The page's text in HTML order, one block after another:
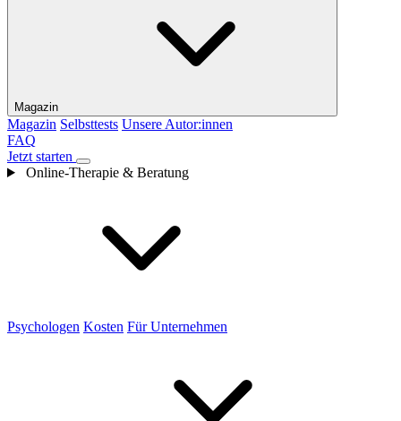
Magazin
Magazin Selbsttests Unsere Autor:innen
FAQ
Jetzt starten
Online-Therapie & Beratung
Psychologen Kosten Für Unternehmen